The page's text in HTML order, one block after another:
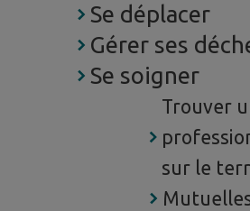
Se déplacer
Gérer ses
Se soigner
Trouver
sur le